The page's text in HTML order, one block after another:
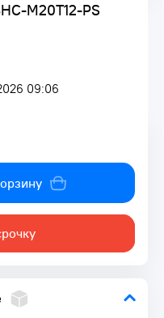
M20T12-PS
09:06